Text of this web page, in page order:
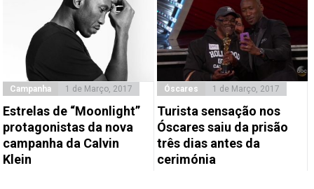
Campanha 1 de Março, 2017
Estrelas de “Moonlight”
protagonistas da nova
campanha da Calvin
Klein
Óscares 1 de Março, 2017
Turista sensação nos
Óscares saiu da prisão
três dias antes da
cerimónia